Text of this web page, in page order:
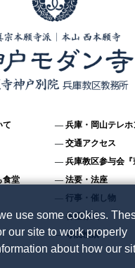
て
兵庫・岡山テレホ
交通アクセス
兵庫教区参与会『
食堂
法要・法座
行事・催し物
各種様式
寺院検索
use some cookies.
our site to work properly
about how our